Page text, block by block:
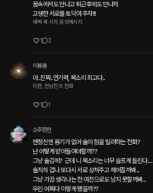
꿈속에서도 만나고 퇴근후에도 만나자
고생한 서로를 토닥여 주자!!!
새벽 세 시의 음성메시지
1 2
이봄봄
아..진짜..연기력, 목소리 최고다..
미련, 전남친의 전화
1 1
소주한잔
맨정신엔 용기가 없어 술의 힘을 빌려하는 전화?
난 어떻게 받아들여야할까??
그냥 술김에?  근데 니 목소리는 너무 슬프게 들린다....
솔직히 겁나 또다시 서로 상처주고 헤어질까봐...
그냥 가끔 생각나는 전 여친으로도 남지 못할까봐...
우린 어쩌다 이렇게 됐을까??